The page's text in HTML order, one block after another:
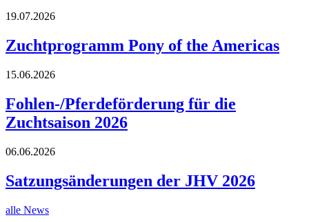
19.07.2026
Zuchtprogramm Pony of the Americas
15.06.2026
Fohlen-/Pferdeförderung für die
Zuchtsaison 2026
06.06.2026
Satzungsänderungen der JHV 2026
alle News